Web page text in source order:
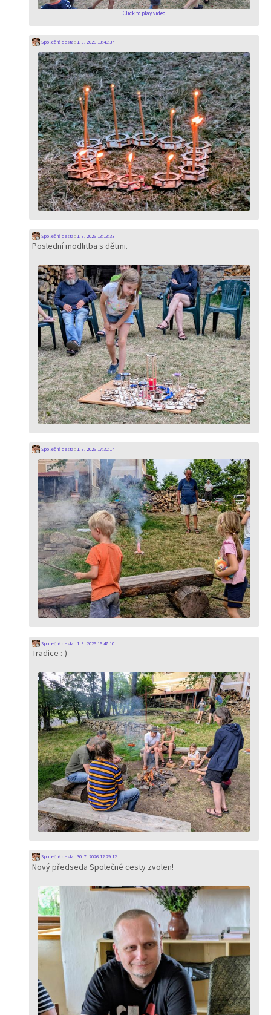
Click to play video
Společná cesta: 1. 8. 2026 18:40:37
Společná cesta: 1. 8. 2026 18:18:33
Poslední modlitba s dětmi.
Společná cesta: 1. 8. 2026 17:30:14
Společná cesta: 1. 8. 2026 16:47:10
Tradice :-)
Společná cesta: 30. 7. 2026 12:29:12
Nový předseda Společné cesty zvolen!